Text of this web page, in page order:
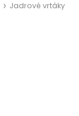
Jadrové vrtáky